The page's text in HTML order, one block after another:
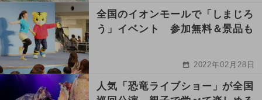
全国のイオンモールで「しまじろ
う」イベント 参加無料＆景品も
2022年02月28日
人気「恐竜ライブショー」が全国